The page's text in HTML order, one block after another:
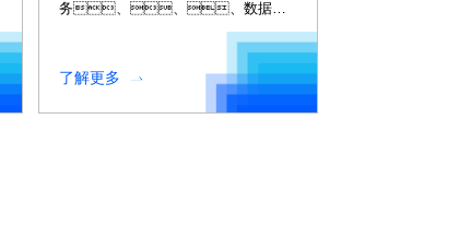
务、、、数据中
业务系统运维服
务、、、、适
了解更多